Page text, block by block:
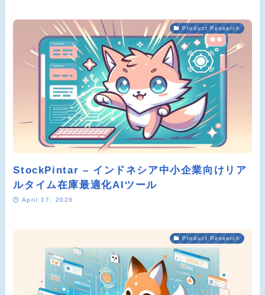
Product Research
StockPintar – インドネシア中小企業向けリア
ルタイム在庫最適化AIツール
April 17, 2026
Product Research